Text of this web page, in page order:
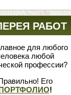
РАБОТ
для любого
любой
профессии?
Его
!